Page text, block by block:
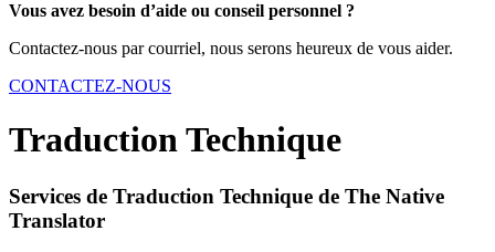
Vous avez besoin d’aide ou conseil personnel ?
Contactez-nous par courriel, nous serons heureux de vous aider.
CONTACTEZ-NOUS
Traduction Technique
Services de Traduction Technique de The Native
Translator